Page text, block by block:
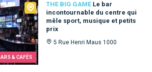
& CAFÉS
THE BIG GAME Le bar
incontournable du centre qui
mêle sport, musique et petits
prix
5 Rue Henri Maus 1000